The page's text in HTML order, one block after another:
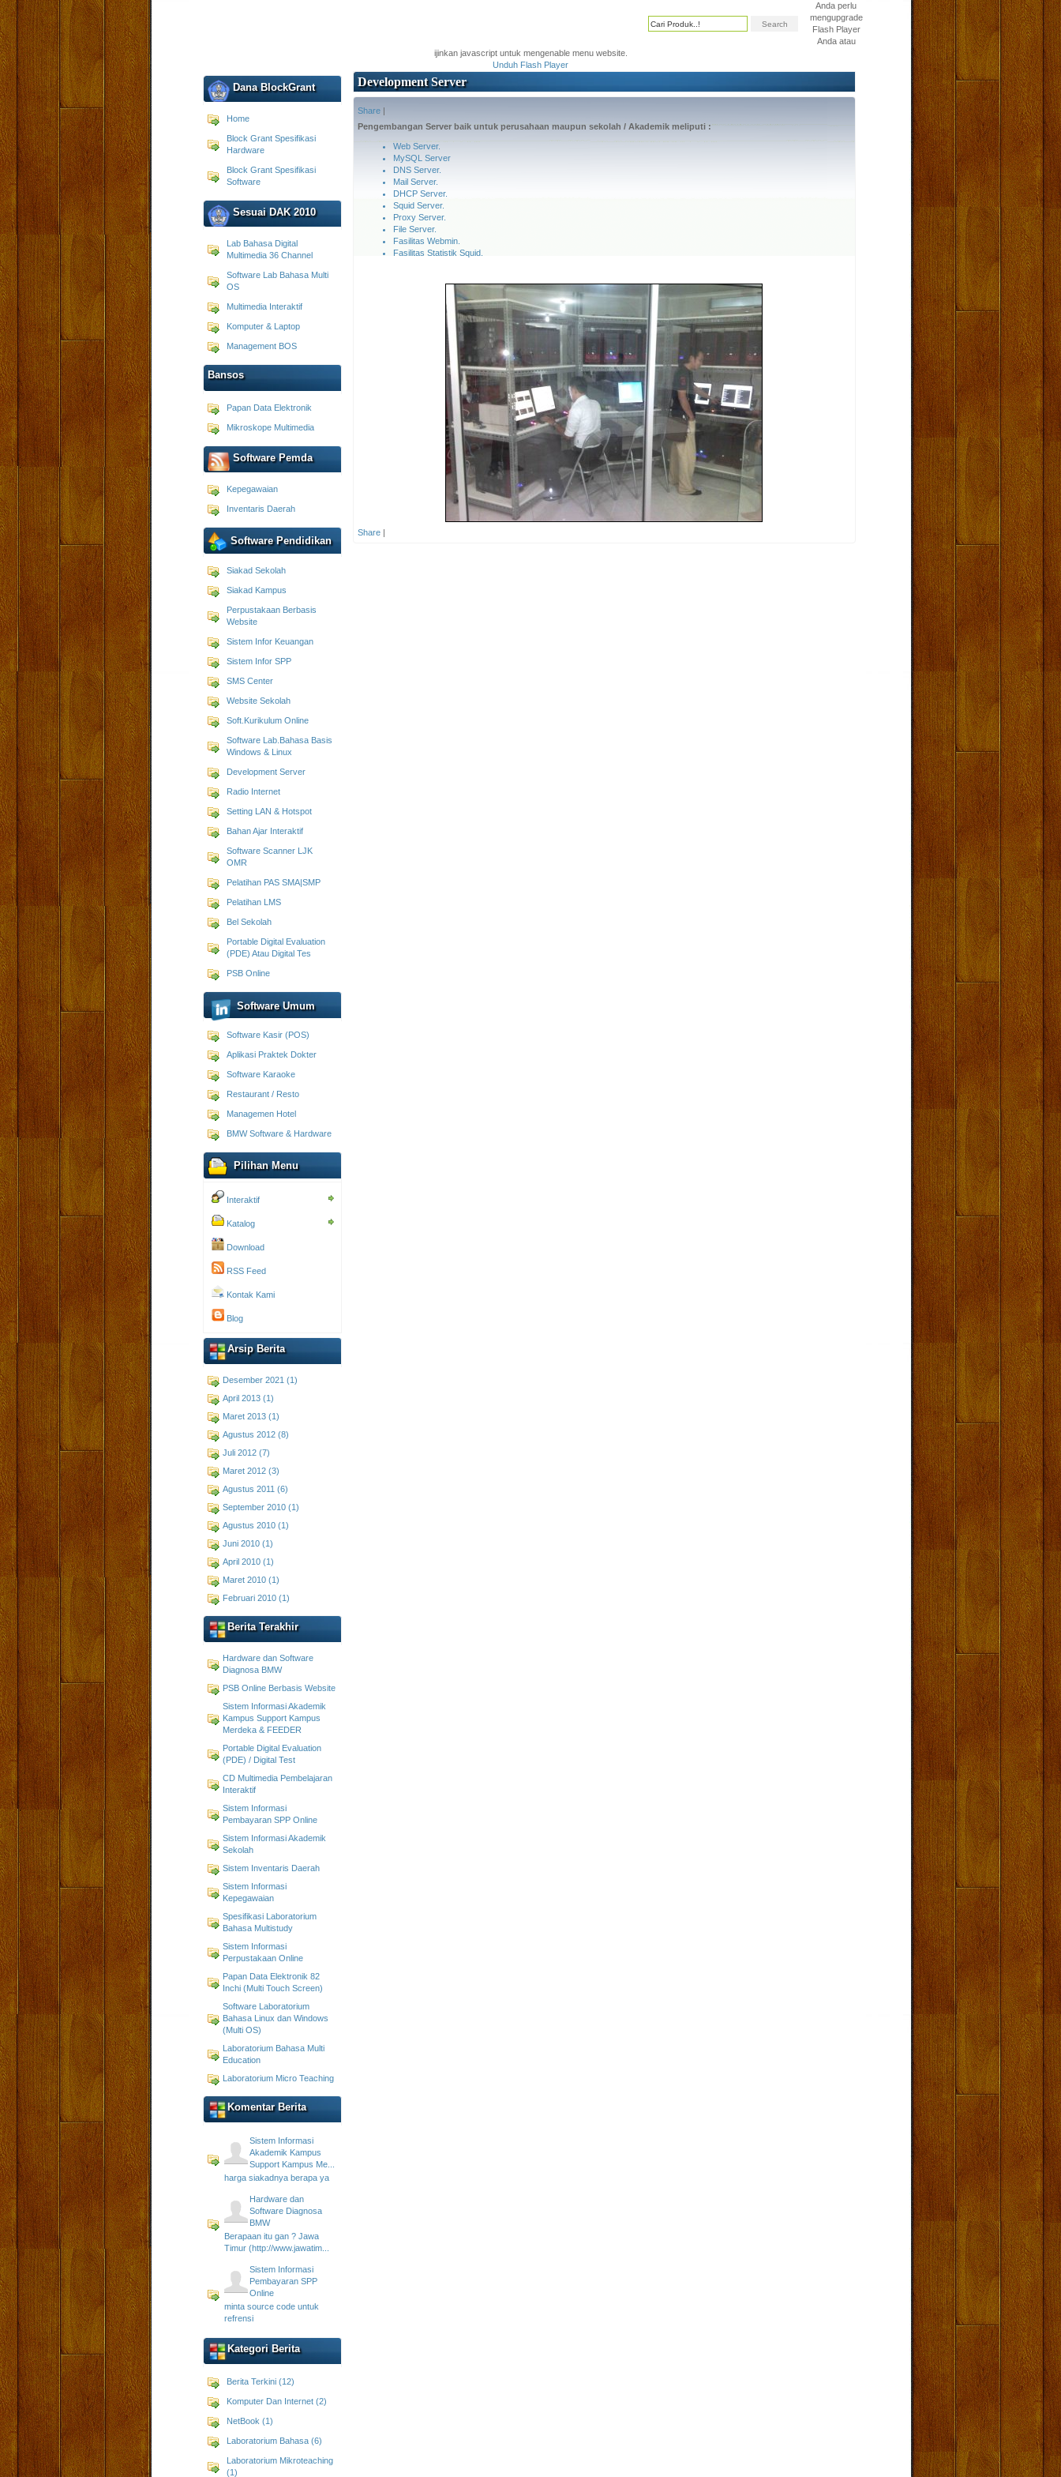
Anda perlu
mengupgrade
Flash Player
Anda atau
ijinkan javascript untuk mengenable menu website.
Unduh Flash Player
Dana BlockGrant
Home
Block Grant Spesifikasi
Hardware
Block Grant Spesifikasi
Software
Sesuai DAK 2010
Lab Bahasa Digital
Multimedia 36 Channel
Software Lab Bahasa Multi
OS
Multimedia Interaktif
Komputer & Laptop
Management BOS
Bansos
Papan Data Elektronik
Mikroskope Multimedia
Software Pemda
Kepegawaian
Inventaris Daerah
Software Pendidikan
Siakad Sekolah
Siakad Kampus
Perpustakaan Berbasis
Website
Sistem Infor Keuangan
Sistem Infor SPP
SMS Center
Website Sekolah
Soft.Kurikulum Online
Software Lab.Bahasa Basis
Windows & Linux
Development Server
Radio Internet
Setting LAN & Hotspot
Bahan Ajar Interaktif
Software Scanner LJK
OMR
Pelatihan PAS SMA|SMP
Pelatihan LMS
Bel Sekolah
Portable Digital Evaluation
(PDE) Atau Digital Tes
PSB Online
Software Umum
Software Kasir (POS)
Aplikasi Praktek Dokter
Software Karaoke
Restaurant / Resto
Managemen Hotel
BMW Software & Hardware
Pilihan Menu
Interaktif
Katalog
Download
RSS Feed
Kontak Kami
Blog
Arsip Berita
Desember 2021 (1)
April 2013 (1)
Maret 2013 (1)
Agustus 2012 (8)
Juli 2012 (7)
Maret 2012 (3)
Agustus 2011 (6)
September 2010 (1)
Agustus 2010 (1)
Juni 2010 (1)
April 2010 (1)
Maret 2010 (1)
Februari 2010 (1)
Berita Terakhir
Hardware dan Software
Diagnosa BMW
PSB Online Berbasis Website
Sistem Informasi Akademik
Kampus Support Kampus
Merdeka & FEEDER
Portable Digital Evaluation
(PDE) / Digital Test
CD Multimedia Pembelajaran
Interaktif
Sistem Informasi
Pembayaran SPP Online
Sistem Informasi Akademik
Sekolah
Sistem Inventaris Daerah
Sistem Informasi
Kepegawaian
Spesifikasi Laboratorium
Bahasa Multistudy
Sistem Informasi
Perpustakaan Online
Papan Data Elektronik 82
Inchi (Multi Touch Screen)
Software Laboratorium
Bahasa Linux dan Windows
(Multi OS)
Laboratorium Bahasa Multi
Education
Laboratorium Micro Teaching
Komentar Berita
Sistem Informasi
Akademik Kampus
Support Kampus Me...
harga siakadnya berapa ya
Hardware dan
Software Diagnosa
BMW
Berapaan itu gan ? Jawa
Timur (http://www.jawatim...
Sistem Informasi
Pembayaran SPP
Online
minta source code untuk
refrensi
Kategori Berita
Berita Terkini (12)
Komputer Dan Internet (2)
NetBook (1)
Laboratorium Bahasa (6)
Laboratorium Mikroteaching
(1)
Development Server
Share |
Pengembangan Server baik untuk perusahaan maupun sekolah / Akademik meliputi :
Web Server.
MySQL Server
DNS Server.
Mail Server.
DHCP Server.
Squid Server.
Proxy Server.
File Server.
Fasilitas Webmin.
Fasilitas Statistik Squid.
Share |